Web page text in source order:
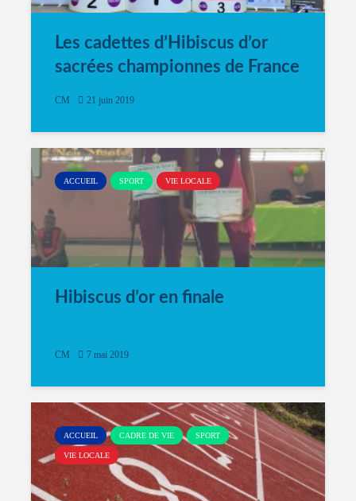
Les cadettes d’Hibiscus d’or
sacrées championnes de France
CM 21 juin 2019
ACCUEIL SPORT VIE LOCALE
Hibiscus d’or en finale
CM 7 mai 2019
ACCUEIL CADRE DE VIE SPORT
VIE LOCALE